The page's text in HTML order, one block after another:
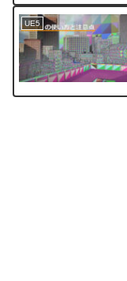
UE5